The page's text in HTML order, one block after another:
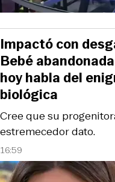
16:59
Cree que su
estremecedor dato.
Impactó con
Bebé
hoy habla del
biológica